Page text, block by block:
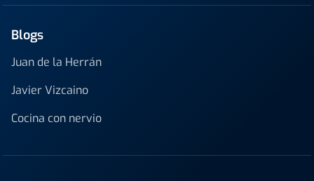
Blogs
Juan de la Herrán
Javier Vizcaino
Cocina con nervio